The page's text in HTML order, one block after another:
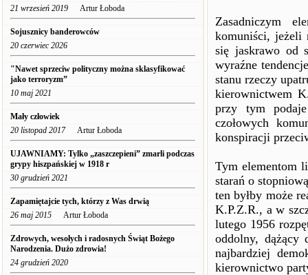
21 wrzesień 2019 Artur Łoboda
Sojusznicy banderowców
20 czerwiec 2026
"Nawet sprzeciw polityczny można sklasyfikować
jako terroryzm”
10 maj 2021
Mały człowiek
20 listopad 2017Artur Łoboda
UJAWNIAMY: Tylko „zaszczepieni” zmarli podczas
grypy hiszpańskiej w 1918 r
30 grudzień 2021
Zapamiętajcie tych, którzy z Was drwią
26 maj 2015 Artur Łoboda
Zdrowych, wesołych i radosnych Świąt Bożego
Narodzenia. Dużo zdrowia!
24 grudzień 2020
Zasadniczym
komuniści, jeżeli
się jaskrawo od
wyraźne
stanu rzeczy
kierownictwem
przy tym
czołowych
konspiracji
Tym elementom
starań o
ten byłby może
K.P.Z.R., a w
lutego 1956
oddolny,
najbardziej
kierownictwo